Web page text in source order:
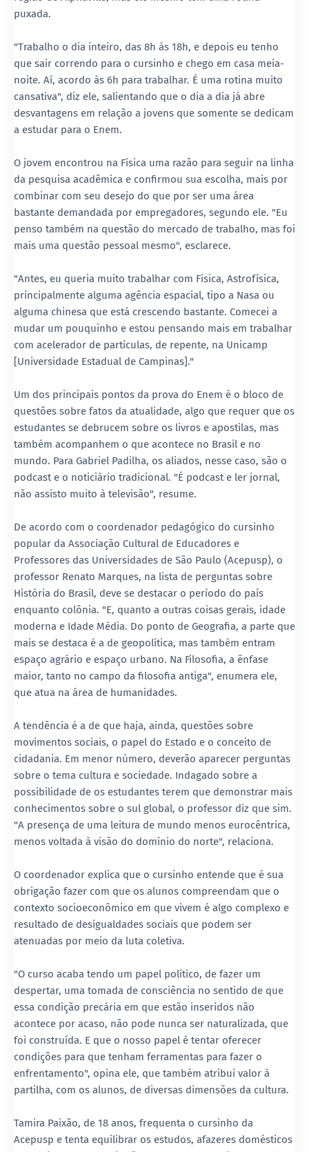
puxada.
"Trabalho o dia inteiro, das 8h às 18h, e depois eu tenho
que sair correndo para o cursinho e chego em casa meia-
noite. Aí, acordo às 6h para trabalhar. É uma rotina muito
cansativa", diz ele, salientando que o dia a dia já abre
desvantagens em relação a jovens que somente se dedicam
a estudar para o Enem.
O jovem encontrou na Física uma razão para seguir na linha
da pesquisa acadêmica e confirmou sua escolha, mais por
combinar com seu desejo do que por ser uma área
bastante demandada por empregadores, segundo ele. "Eu
penso também na questão do mercado de trabalho, mas foi
mais uma questão pessoal mesmo", esclarece.
"Antes, eu queria muito trabalhar com Física, Astrofísica,
principalmente alguma agência espacial, tipo a Nasa ou
alguma chinesa que está crescendo bastante. Comecei a
mudar um pouquinho e estou pensando mais em trabalhar
com acelerador de partículas, de repente, na Unicamp
[Universidade Estadual de Campinas]."
Um dos principais pontos da prova do Enem é o bloco de
questões sobre fatos da atualidade, algo que requer que os
estudantes se debrucem sobre os livros e apostilas, mas
também acompanhem o que acontece no Brasil e no
mundo. Para Gabriel Padilha, os aliados, nesse caso, são o
podcast e o noticiário tradicional. "É podcast e ler jornal,
não assisto muito à televisão", resume.
De acordo com o coordenador pedagógico do cursinho
popular da Associação Cultural de Educadores e
Professores das Universidades de São Paulo (Acepusp), o
professor Renato Marques, na lista de perguntas sobre
História do Brasil, deve se destacar o período do país
enquanto colônia. "E, quanto a outras coisas gerais, idade
moderna e Idade Média. Do ponto de Geografia, a parte que
mais se destaca é a de geopolítica, mas também entram
espaço agrário e espaço urbano. Na Filosofia, a ênfase
maior, tanto no campo da filosofia antiga", enumera ele,
que atua na área de humanidades.
A tendência é a de que haja, ainda, questões sobre
movimentos sociais, o papel do Estado e o conceito de
cidadania. Em menor número, deverão aparecer perguntas
sobre o tema cultura e sociedade. Indagado sobre a
possibilidade de os estudantes terem que demonstrar mais
conhecimentos sobre o sul global, o professor diz que sim.
"A presença de uma leitura de mundo menos eurocêntrica,
menos voltada à visão do domínio do norte", relaciona.
O coordenador explica que o cursinho entende que é sua
obrigação fazer com que os alunos compreendam que o
contexto socioeconômico em que vivem é algo complexo e
resultado de desigualdades sociais que podem ser
atenuadas por meio da luta coletiva.
"O curso acaba tendo um papel político, de fazer um
despertar, uma tomada de consciência no sentido de que
essa condição precária em que estão inseridos não
acontece por acaso, não pode nunca ser naturalizada, que
foi construída. E que o nosso papel é tentar oferecer
condições para que tenham ferramentas para fazer o
enfrentamento", opina ele, que também atribui valor à
partilha, com os alunos, de diversas dimensões da cultura.
Tamira Paixão, de 18 anos, frequenta o cursinho da
Acepusp e tenta equilibrar os estudos, afazeres domésticos